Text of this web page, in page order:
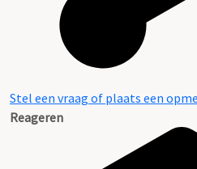
Stel een vraag of plaats een
Reageren